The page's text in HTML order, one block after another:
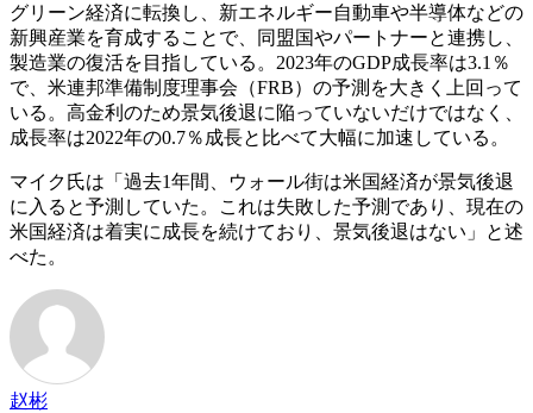
グリーン経済に転換し、新エネルギー自動車や半導体などの
新興産業を育成することで、同盟国やパートナーと連携し、
製造業の復活を目指している。2023年のGDP成長率は3.1％
で、米連邦準備制度理事会（FRB）の予測を大きく上回って
いる。高金利のため景気後退に陥っていないだけではなく、
成長率は2022年の0.7％成長と比べて大幅に加速している。
マイク氏は「過去1年間、ウォール街は米国経済が景気後退
に入ると予測していた。これは失敗した予測であり、現在の
米国経済は着実に成長を続けており、景気後退はない」と述
べた。
赵彬